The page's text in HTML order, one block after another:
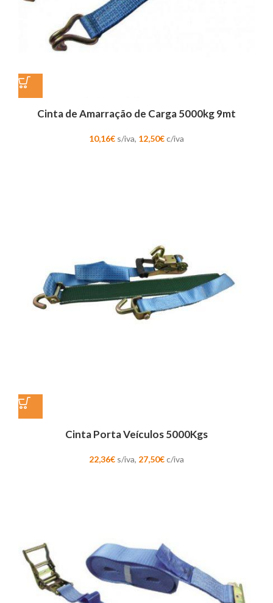
Cinta de Amarração de Carga 5000kg 9mt
10,16€ s/iva, 12,50€c/iva
Cinta Porta Veículos 5000Kgs
22,36€ s/iva, 27,50€c/iva